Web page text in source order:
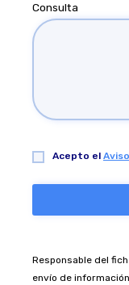
Consulta
Acepto el
Responsable del
envío de